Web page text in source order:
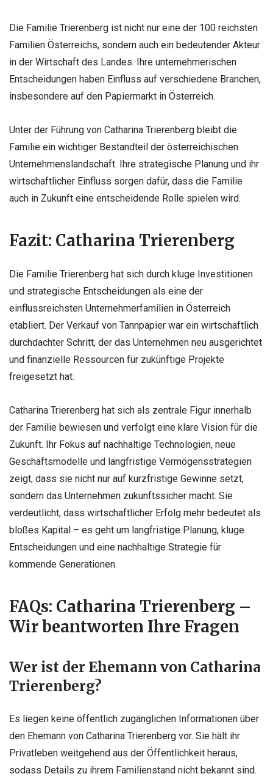
Die Familie Trierenberg ist nicht nur eine der 100 reichsten
Familien Österreichs, sondern auch ein bedeutender Akteur
in der Wirtschaft des Landes. Ihre unternehmerischen
Entscheidungen haben Einfluss auf verschiedene Branchen,
insbesondere auf den Papiermarkt in Österreich.
Unter der Führung von Catharina Trierenberg bleibt die
Familie ein wichtiger Bestandteil der österreichischen
Unternehmenslandschaft. Ihre strategische Planung und ihr
wirtschaftlicher Einfluss sorgen dafür, dass die Familie
auch in Zukunft eine entscheidende Rolle spielen wird.
Fazit: Catharina Trierenberg
Die Familie Trierenberg hat sich durch kluge Investitionen
und strategische Entscheidungen als eine der
einflussreichsten Unternehmerfamilien in Österreich
etabliert. Der Verkauf von Tannpapier war ein wirtschaftlich
durchdachter Schritt, der das Unternehmen neu ausgerichtet
und finanzielle Ressourcen für zukünftige Projekte
freigesetzt hat.
Catharina Trierenberg hat sich als zentrale Figur innerhalb
der Familie bewiesen und verfolgt eine klare Vision für die
Zukunft. Ihr Fokus auf nachhaltige Technologien, neue
Geschäftsmodelle und langfristige Vermögensstrategien
zeigt, dass sie nicht nur auf kurzfristige Gewinne setzt,
sondern das Unternehmen zukunftssicher macht. Sie
verdeutlicht, dass wirtschaftlicher Erfolg mehr bedeutet als
bloßes Kapital – es geht um langfristige Planung, kluge
Entscheidungen und eine nachhaltige Strategie für
kommende Generationen.
FAQs: Catharina Trierenberg –
Wir beantworten Ihre Fragen
Wer ist der Ehemann von Catharina
Trierenberg?
Es liegen keine öffentlich zugänglichen Informationen über
den Ehemann von Catharina Trierenberg vor. Sie hält ihr
Privatleben weitgehend aus der Öffentlichkeit heraus,
sodass Details zu ihrem Familienstand nicht bekannt sind.